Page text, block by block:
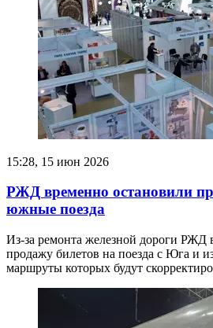
15:28, 15 июн 2026
РЖД временно остановили
южные поезда
Из-за ремонта железной дороги РЖД
продажу билетов на поезда с Юга и
маршруты которых будут